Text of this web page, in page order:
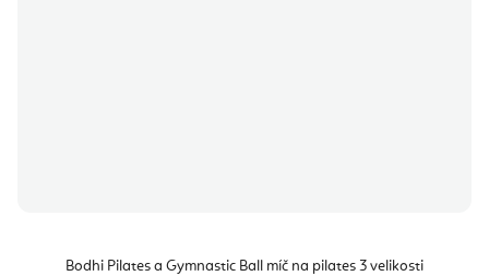
Bodhi Pilates a Gymnastic Ball míč na pilates 3 velikosti